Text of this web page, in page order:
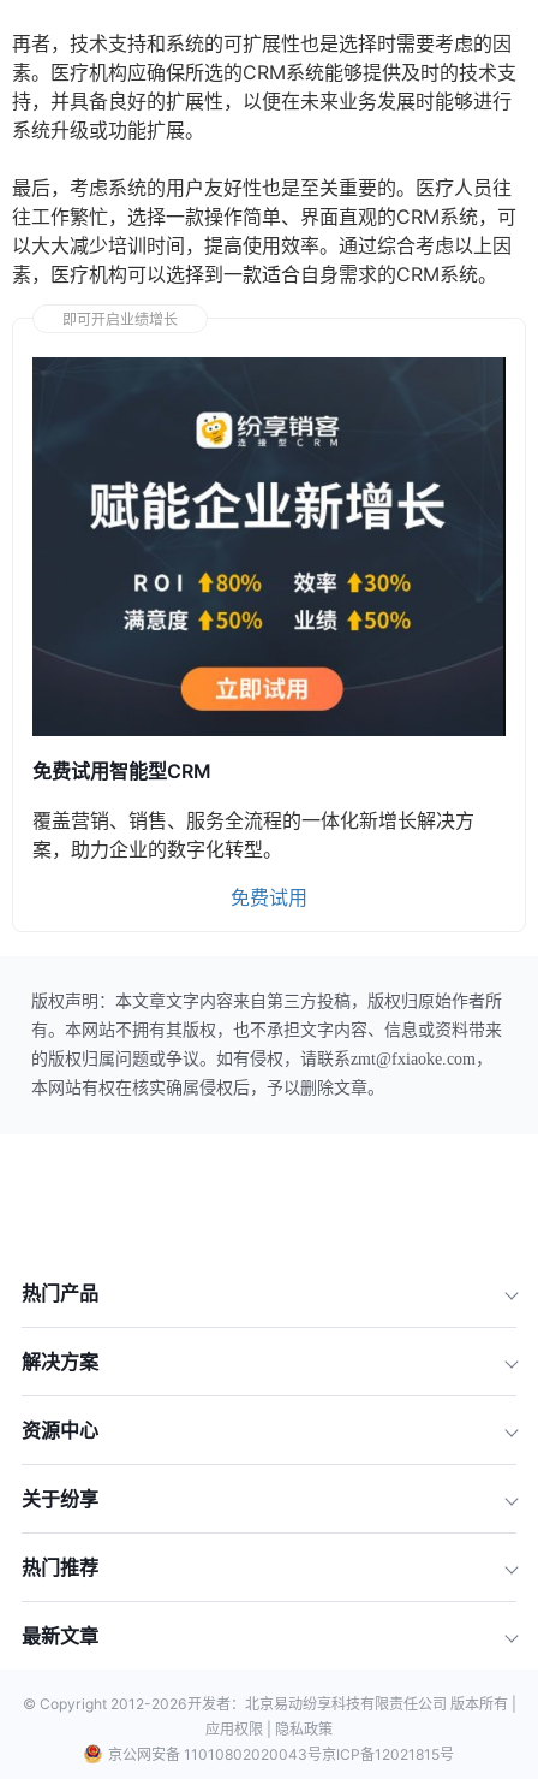
再者，技术支持和系统的可扩展性也是选择时需要考虑的因
素。医疗机构应确保所选的CRM系统能够提供及时的技术支
持，并具备良好的扩展性，以便在未来业务发展时能够进行
系统升级或功能扩展。
最后，考虑系统的用户友好性也是至关重要的。医疗人员往
往工作繁忙，选择一款操作简单、界面直观的CRM系统，可
以大大减少培训时间，提高使用效率。通过综合考虑以上因
素，医疗机构可以选择到一款适合自身需求的CRM系统。
即可开启业绩增长
免费试用智能型CRM
覆盖营销、销售、服务全流程的一体化新增长解决方
案，助力企业的数字化转型。
免费试用
版权声明：本文章文字内容来自第三方投稿，版权归原始作者所
有。本网站不拥有其版权，也不承担文字内容、信息或资料带来
的版权归属问题或争议。如有侵权，请联系zmt@fxiaoke.com，
本网站有权在核实确属侵权后，予以删除文章。
热门产品
解决方案
资源中心
关于纷享
热门推荐
最新文章
© Copyright 2012-2026开发者：北京易动纷享科技有限责任公司 版本所有 |
应用权限 |
隐私政策
京公网安备 11010802020043号京ICP备12021815号